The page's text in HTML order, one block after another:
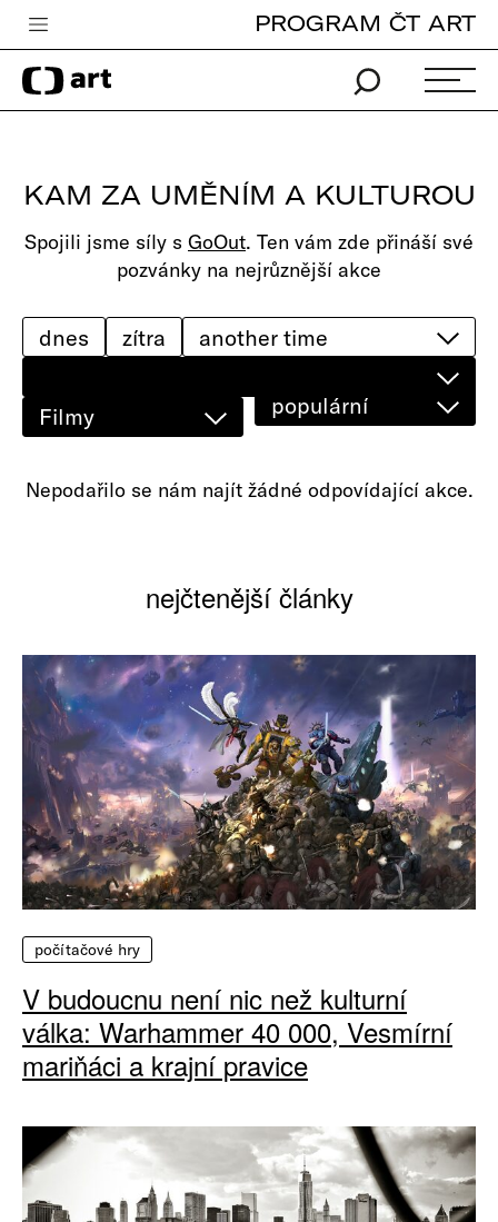
Česká televize
Zpravodajství
iVysílání
TV program
edu
PROGRAM ČT ART
KAM ZA UMĚNÍM A KULTUROU
Spojili jsme síly s GoOut. Ten vám zde přináší své
pozvánky na nejrůznější akce
Filmy
dnes zítra
populární
Nepodařilo se nám najít žádné odpovídající akce.
nejčtenější články
počítačové hry
V budoucnu není nic než kulturní
válka: Warhammer 40 000, Vesmírní
mariňáci a krajní pravice